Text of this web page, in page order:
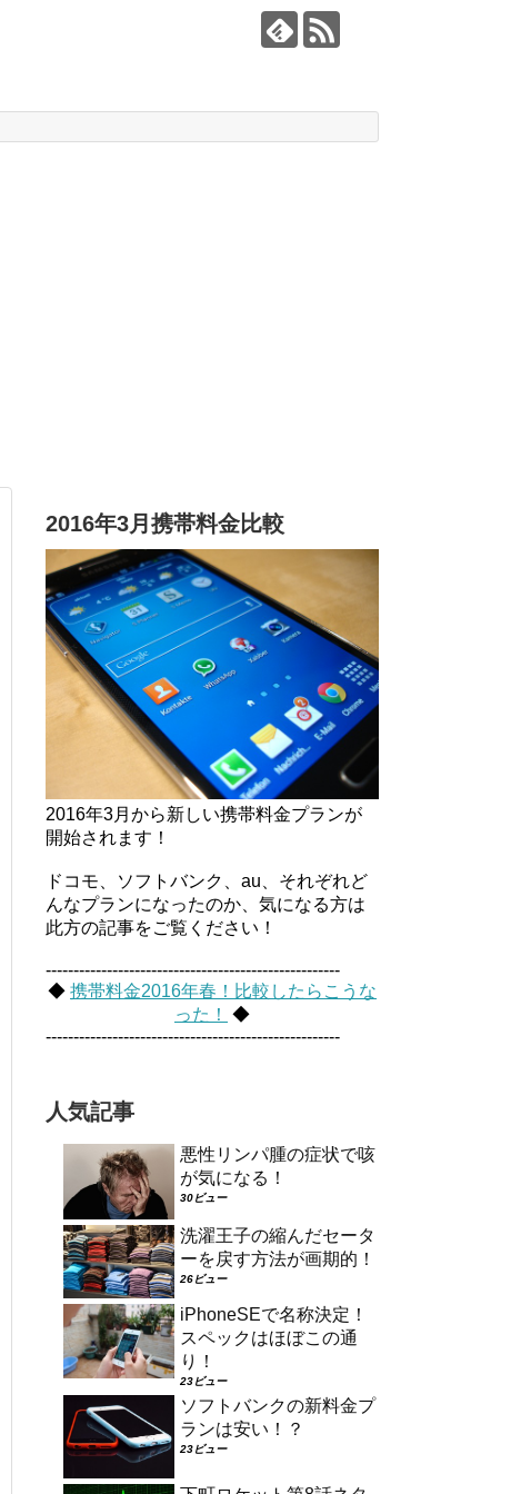
2016年3月携帯料金比較
2016年3月から新しい携帯料金プランが
開始されます！
ドコモ、ソフトバンク、au、それぞれど
んなプランになったのか、気になる方は
此方の記事をご覧ください！
-----------------------------------------------------
◆ 携帯料金2016年春！比較したらこうな
った！
◆
-----------------------------------------------------
人気記事
悪性リンパ腫の症状で咳
が気になる！
30ビュー
洗濯王子の縮んだセータ
ーを戻す方法が画期的！
26ビュー
iPhoneSEで名称決定！
スペックはほぼこの通
り！
23ビュー
ソフトバンクの新料金プ
ランは安い！？
23ビュー